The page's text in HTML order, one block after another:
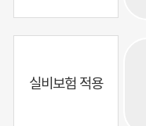
실비보험 적용